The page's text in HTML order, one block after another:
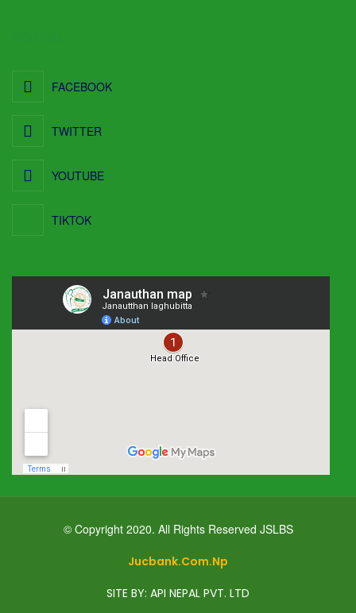
FACEBOOK
TWITTER
YOUTUBE
TIKTOK
© Copyright 2020. All Rights Reserved JSLBS
Jucbank.com.np
SITE BY: API NEPAL PVT. LTD